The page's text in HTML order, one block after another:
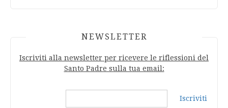
NEWSLETTER
Iscriviti alla newsletter per ricevere le riflessioni del
Santo Padre sulla tua email:
Iscriviti